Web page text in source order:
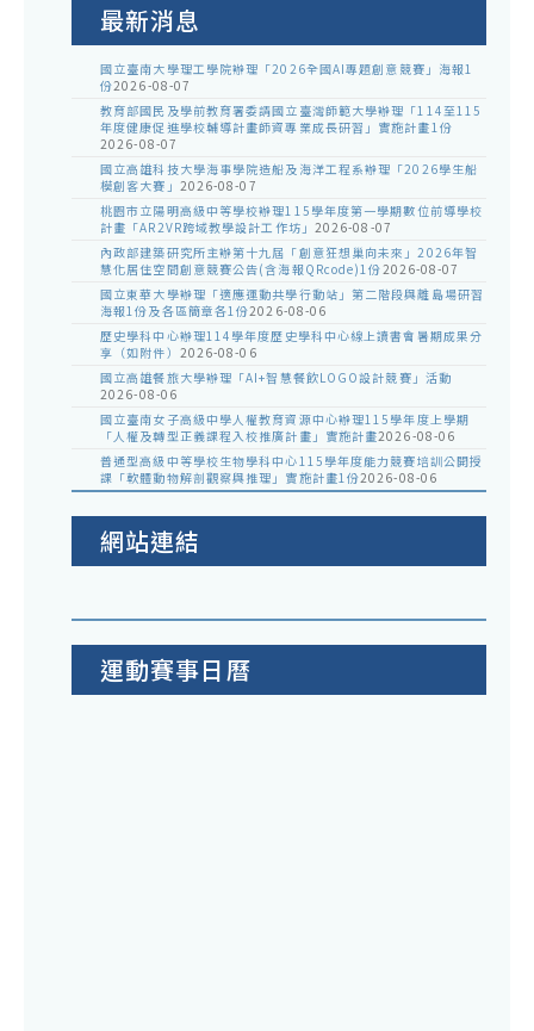
最新消息
國立臺南大學理工學院辦理「2026全國AI專題創意競賽」海報1
份2026-08-07
教育部國民及學前教育署委請國立臺灣師範大學辦理「114至115
年度健康促進學校輔導計畫師資專業成長研習」實施計畫1份
2026-08-07
國立高雄科技大學海事學院造船及海洋工程系辦理「2026學生船
模創客大賽」 2026-08-07
桃園市立陽明高級中等學校辦理115學年度第一學期數位前導學校
計畫「AR2VR跨域教學設計工作坊」 2026-08-07
內政部建築研究所主辦第十九屆「創意狂想巢向未來」2026年智
慧化居住空間創意競賽公告(含海報QRcode)1份2026-08-07
國立東華大學辦理「適應運動共學行動站」第二階段與離島場研習
海報1份及各區簡章各1份2026-08-06
歷史學科中心辦理114學年度歷史學科中心線上讀書會暑期成果分
享（如附件） 2026-08-06
國立高雄餐旅大學辦理「AI+智慧餐飲LOGO設計競賽」活動
2026-08-06
國立臺南女子高級中學人權教育資源中心辦理115學年度上學期
「人權及轉型正義課程入校推廣計畫」實施計畫2026-08-06
普通型高級中等學校生物學科中心115學年度能力競賽培訓公開授
課「軟體動物解剖觀察與推理」實施計畫1份2026-08-06
網站連結
運動賽事日曆